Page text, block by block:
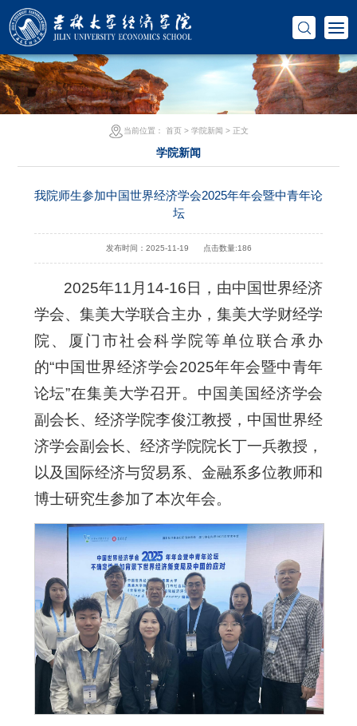
当前位置： 首页> 学院新闻 > 正文
学院新闻
我院师生参加中国世界经济学会2025年年会暨中青年论
坛
发布时间：2025-11-19 点击数量:186
2025年11月14-16日，由中国世界经济
学会、集美大学联合主办，集美大学财经学
院、厦门市社会科学院等单位联合承办
的“中国世界经济学会2025年年会暨中青年
论坛”在集美大学召开。中国美国经济学会
副会长、经济学院李俊江教授，中国世界经
济学会副会长、经济学院院长丁一兵教授，
以及国际经济与贸易系、金融系多位教师和
博士研究生参加了本次年会。